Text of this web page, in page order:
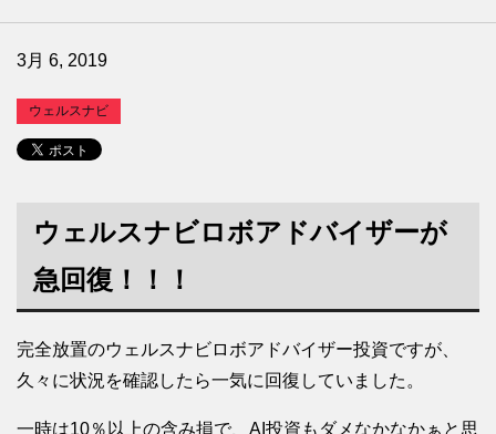
3月 6, 2019
ウェルスナビ
ウェルスナビロボアドバイザーが
急回復！！！
完全放置のウェルスナビロボアドバイザー投資ですが、
久々に状況を確認したら一気に回復していました。
一時は10％以上の含み損で、AI投資もダメなかなかぁと思